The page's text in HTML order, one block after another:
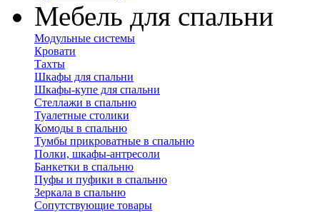
Мебель для спальни
Модульные системы
Кровати
Тахты
Шкафы для спальни
Шкафы-купе для спальни
Стеллажи в спальню
Туалетные столики
Комоды в спальню
Тумбы прикроватные в спальню
Полки, шкафы-антресоли
Банкетки в спальню
Пуфы и пуфики в спальню
Зеркала в спальню
Сопутствующие товары